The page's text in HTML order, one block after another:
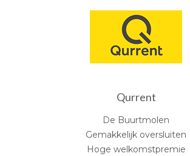
Qurrent
De Buurtmolen
Gemakkelijk oversluiten
Hoge welkomstpremie